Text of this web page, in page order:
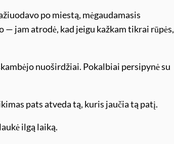
po miestą, mėgaudamasis
jam atrodė, kad jeigu kažkam tikrai rūpės,
nuoširdžiai. Pokalbiai persipynė su
pats atveda tą, kuris jaučia tą patį.
ilgą laiką.